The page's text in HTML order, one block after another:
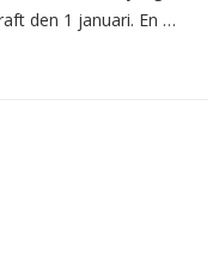
den 1 januari. En …